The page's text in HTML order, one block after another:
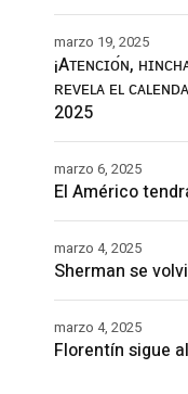
¡Aᴛᴇɴᴄɪᴏ́ɴ,
ʀᴇᴠᴇʟᴀ ᴇʟ
2025
marzo 19, 2025
El Américo
marzo 6, 2025
Sherman se
marzo 4, 2025
Florentín sigue
marzo 4, 2025